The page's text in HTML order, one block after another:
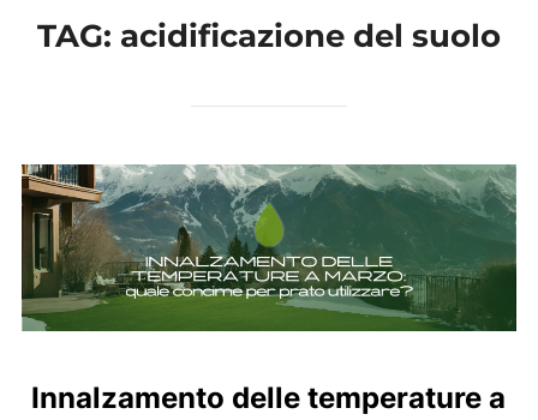
TAG: acidificazione del suolo
Innalzamento delle temperature a